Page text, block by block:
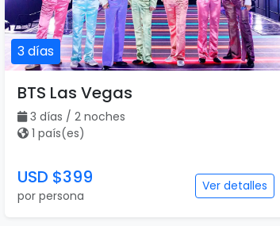
3 días
BTS Las Vegas
3 días / 2 noches
1 país(es)
USD $399
por persona
Ver detalles